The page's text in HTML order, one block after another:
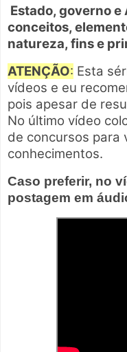
Estado, governo
conceitos,
natureza, fins e
ATENÇÃO: Esta
vídeos e eu
pois apesar de
No último vídeo
de concursos para
conhecimentos.
Caso preferir, no
postagem em